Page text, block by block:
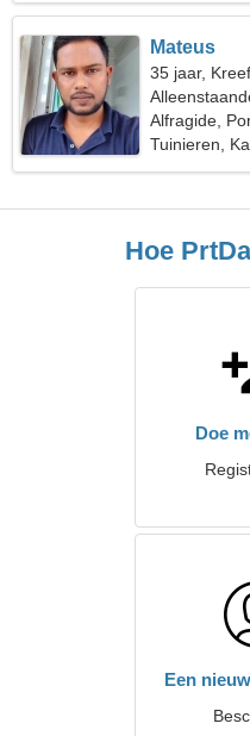
Mateus
35 jaar,
Alfragide,
Tuinieren,
Hoe
Doe
Een